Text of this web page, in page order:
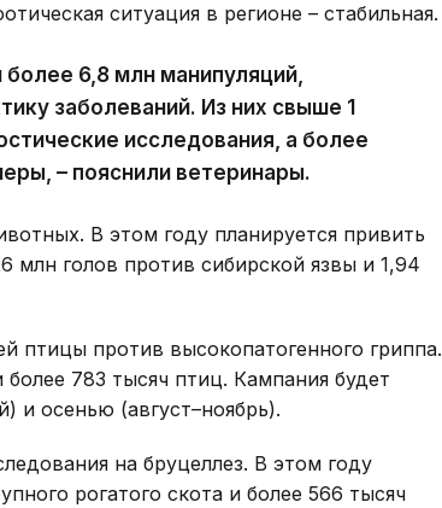
ситуация в регионе – стабильная.
6,8 млн манипуляций,
заболеваний. Из них свыше 1
исследования, а более
– пояснили ветеринары.
В этом году планируется привить
млн голов против сибирской язвы и 1,94
птицы против высокопатогенного гриппа.
783 тысяч птиц. Кампания будет
и осенью (август–ноябрь).
на бруцеллез. В этом году
рогатого скота и более 566 тысяч